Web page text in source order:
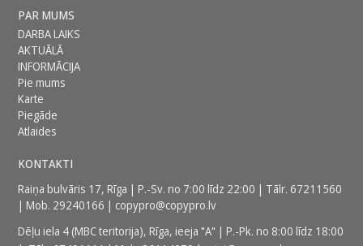
PAR MUMS
DARBA LAIKS
AKTUĀLĀ
INFORMĀCIJA
Pie mums
Karte
Piegāde
Atlaides
KONTAKTI
Raiņa bulvāris 17, Rīga | P.-Sv. no 7:00 līdz 22:00 | Tālr. 67211560
| Mob. 29240166 | copypro@copypro.lv
Dēļu iela 4 (MBC teritorija), Rīga, ieeja "A" | P.-Pk. no 8:00 līdz 18:00